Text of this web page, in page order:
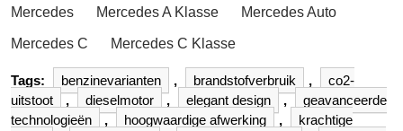
Mercedes Mercedes A Klasse Mercedes Auto
Mercedes C Mercedes C Klasse
Tags: benzinevarianten , brandstofverbruik ,
co2-
uitstoot
, dieselmotor , elegant design ,
geavanceerde
technologieën
, hoogwaardige afwerking ,
krachtige